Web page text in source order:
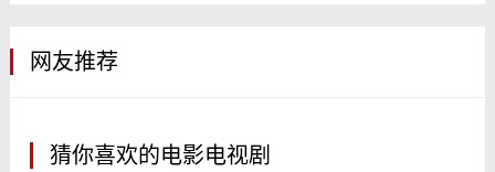
网友推荐
猜你喜欢的电影电视剧